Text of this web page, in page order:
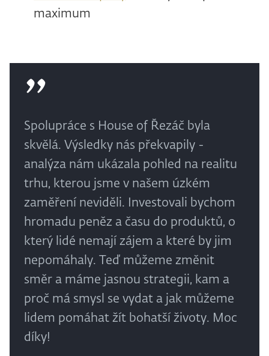
maximum
Spolupráce s House of Řezáč byla
skvělá. Výsledky nás překvapily -
analýza nám ukázala pohled na realitu
trhu, kterou jsme v našem úzkém
zaměření neviděli. Investovali bychom
hromadu peněz a času do produktů, o
který lidé nemají zájem a které by jim
nepomáhaly. Teď můžeme změnit
směr a máme jasnou strategii, kam a
proč má smysl se vydat a jak můžeme
lidem pomáhat žít bohatší životy. Moc
díky!